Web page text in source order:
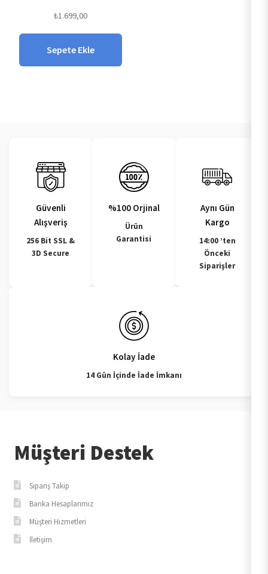
₺1.699,00
Sepete Ekle
Güvenli
Alışveriş
256 Bit SSL &
3D Secure
%100 Orjinal
Ürün
Garantisi
Aynı Gün
Kargo
14:00 ’ten
Önceki
Siparişler
Kolay İade
14 Gün İçinde İade İmkanı
Müşteri Destek
Sipariş Takip
Banka Hesaplarımız
Müşteri Hizmetleri
İletişim